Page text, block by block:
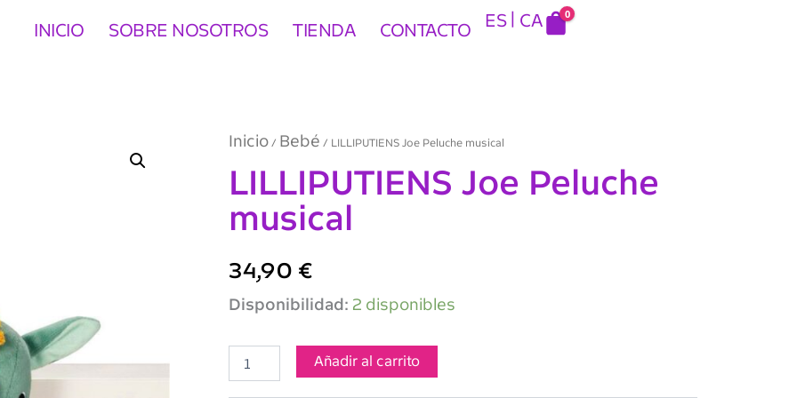
INICIO SOBRE NOSOTROS TIENDA CONTACTO ES CA 0
Inicio/ Bebé / LILLIPUTIENS Joe Peluche musical
LILLIPUTIENS Joe Peluche
musical
34,90 €
Disponibilidad: 2 disponibles
LILLIPUTIENS
cantidad
Añadir al carrito